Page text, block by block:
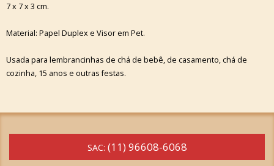
7 x 7 x 3 cm.
Material: Papel Duplex e Visor em Pet.
Usada para lembrancinhas de chá de bebê, de casamento, chá de
cozinha, 15 anos e outras festas.
SAC: (11) 96608-6068